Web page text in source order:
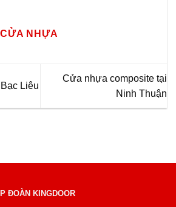
NHỰA
Liêu
Cửa nhựa composite tại
Ninh Thuận
ĐOÀN KINGDOOR